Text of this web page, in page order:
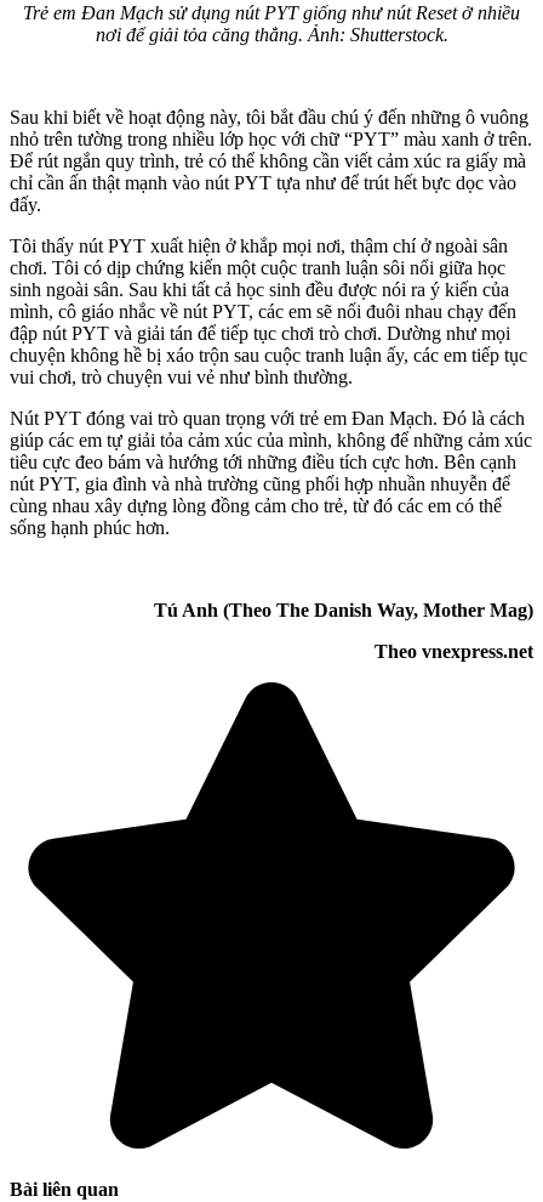
Trẻ em Đan Mạch sử dụng nút PYT giống như nút Reset ở nhiều
nơi để giải tỏa căng thẳng. Ảnh: Shutterstock.
Sau khi biết về hoạt động này, tôi bắt đầu chú ý đến những ô vuông
nhỏ trên tường trong nhiều lớp học với chữ “PYT” màu xanh ở trên.
Để rút ngắn quy trình, trẻ có thể không cần viết cảm xúc ra giấy mà
chỉ cần ấn thật mạnh vào nút PYT tựa như để trút hết bực dọc vào
đấy.
Tôi thấy nút PYT xuất hiện ở khắp mọi nơi, thậm chí ở ngoài sân
chơi. Tôi có dịp chứng kiến một cuộc tranh luận sôi nổi giữa học
sinh ngoài sân. Sau khi tất cả học sinh đều được nói ra ý kiến của
mình, cô giáo nhắc về nút PYT, các em sẽ nối đuôi nhau chạy đến
đập nút PYT và giải tán để tiếp tục chơi trò chơi. Dường như mọi
chuyện không hề bị xáo trộn sau cuộc tranh luận ấy, các em tiếp tục
vui chơi, trò chuyện vui vẻ như bình thường.
Nút PYT đóng vai trò quan trọng với trẻ em Đan Mạch. Đó là cách
giúp các em tự giải tỏa cảm xúc của mình, không để những cảm xúc
tiêu cực đeo bám và hướng tới những điều tích cực hơn. Bên cạnh
nút PYT, gia đình và nhà trường cũng phối hợp nhuần nhuyễn để
cùng nhau xây dựng lòng đồng cảm cho trẻ, từ đó các em có thể
sống hạnh phúc hơn.
Tú Anh (Theo The Danish Way, Mother Mag)
Theo vnexpress.net
Bài liên quan